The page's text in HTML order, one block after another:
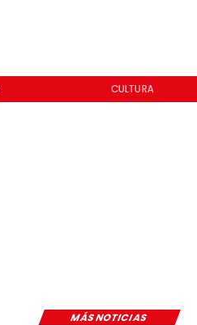
CULTURA
MÁS NOTICIAS